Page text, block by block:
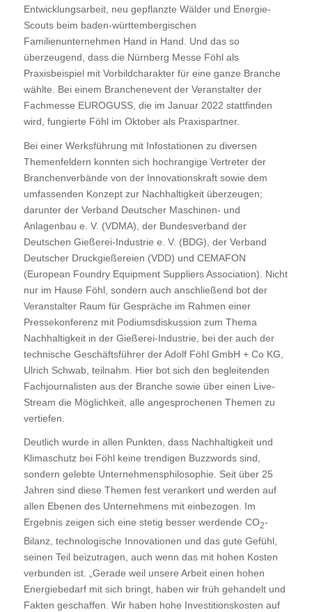
Entwicklungsarbeit, neu gepflanzte Wälder und Energie-
Scouts beim baden-württembergischen
Familienunternehmen Hand in Hand. Und das so
überzeugend, dass die Nürnberg Messe Föhl als
Praxisbeispiel mit Vorbildcharakter für eine ganze Branche
wählte. Bei einem Branchenevent der Veranstalter der
Fachmesse EUROGUSS, die im Januar 2022 stattfinden
wird, fungierte Föhl im Oktober als Praxispartner.
Bei einer Werksführung mit Infostationen zu diversen
Themenfeldern konnten sich hochrangige Vertreter der
Branchenverbände von der Innovationskraft sowie dem
umfassenden Konzept zur Nachhaltigkeit überzeugen;
darunter der Verband Deutscher Maschinen- und
Anlagenbau e. V. (VDMA), der Bundesverband der
Deutschen Gießerei-Industrie e. V. (BDG), der Verband
Deutscher Druckgießereien (VDD) und CEMAFON
(European Foundry Equipment Suppliers Association). Nicht
nur im Hause Föhl, sondern auch anschließend bot der
Veranstalter Raum für Gespräche im Rahmen einer
Pressekonferenz mit Podiumsdiskussion zum Thema
Nachhaltigkeit in der Gießerei-Industrie, bei der auch der
technische Geschäftsführer der Adolf Föhl GmbH + Co KG,
Ulrich Schwab, teilnahm. Hier bot sich den begleitenden
Fachjournalisten aus der Branche sowie über einen Live-
Stream die Möglichkeit, alle angesprochenen Themen zu
vertiefen.
Deutlich wurde in allen Punkten, dass Nachhaltigkeit und
Klimaschutz bei Föhl keine trendigen Buzzwords sind,
sondern gelebte Unternehmensphilosophie. Seit über 25
Jahren sind diese Themen fest verankert und werden auf
allen Ebenen des Unternehmens mit einbezogen. Im
Ergebnis zeigen sich eine stetig besser werdende CO2-
Bilanz, technologische Innovationen und das gute Gefühl,
seinen Teil beizutragen, auch wenn das mit hohen Kosten
verbunden ist. „Gerade weil unsere Arbeit einen hohen
Energiebedarf mit sich bringt, haben wir früh gehandelt und
Fakten geschaffen. Wir haben hohe Investitionskosten auf